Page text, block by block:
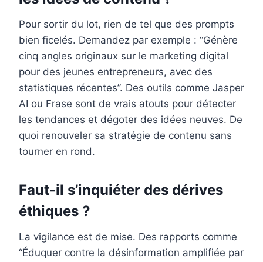
Pour sortir du lot, rien de tel que des prompts
bien ficelés. Demandez par exemple : “Génère
cinq angles originaux sur le marketing digital
pour des jeunes entrepreneurs, avec des
statistiques récentes”. Des outils comme Jasper
AI ou Frase sont de vrais atouts pour détecter
les tendances et dégoter des idées neuves. De
quoi renouveler sa stratégie de contenu sans
tourner en rond.
Faut-il s’inquiéter des dérives
éthiques ?
La vigilance est de mise. Des rapports comme
“Éduquer contre la désinformation amplifiée par